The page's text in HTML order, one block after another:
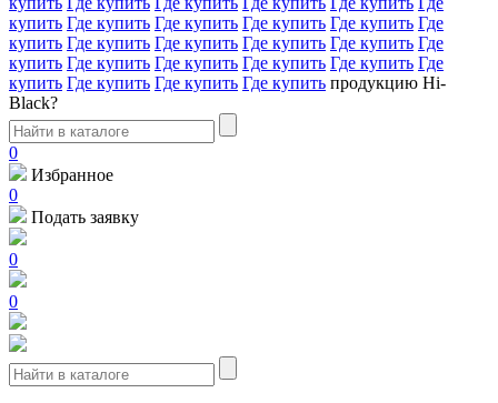
купить Где купить Где купить Где купить Где купить Где
купить Где купить Где купить Где купить Где купить Где
купить Где купить Где купить Где купить Где купить Где
купить Где купить Где купить Где купить продукцию Hi-
Black?
0
Избранное
0
Подать заявку
0
0